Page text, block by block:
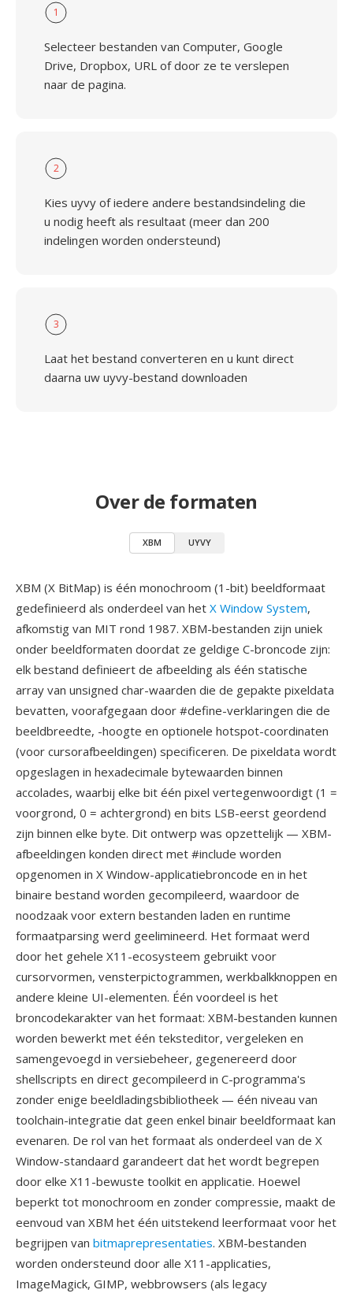
1
Selecteer bestanden van Computer, Google
Drive, Dropbox, URL of door ze te verslepen
naar de pagina.
2
Kies uyvy of iedere andere bestandsindeling die
u nodig heeft als resultaat (meer dan 200
indelingen worden ondersteund)
3
Laat het bestand converteren en u kunt direct
daarna uw uyvy-bestand downloaden
Over de formaten
XBM UYVY
XBM (X BitMap) is één monochroom (1-bit) beeldformaat
gedefinieerd als onderdeel van het X Window System,
afkomstig van MIT rond 1987. XBM-bestanden zijn uniek
onder beeldformaten doordat ze geldige C-broncode zijn:
elk bestand definieert de afbeelding als één statische
array van unsigned char-waarden die de gepakte pixeldata
bevatten, voorafgegaan door #define-verklaringen die de
beeldbreedte, -hoogte en optionele hotspot-coordinaten
(voor cursorafbeeldingen) specificeren. De pixeldata wordt
opgeslagen in hexadecimale bytewaarden binnen
accolades, waarbij elke bit één pixel vertegenwoordigt (1 =
voorgrond, 0 = achtergrond) en bits LSB-eerst geordend
zijn binnen elke byte. Dit ontwerp was opzettelijk — XBM-
afbeeldingen konden direct met #include worden
opgenomen in X Window-applicatiebroncode en in het
binaire bestand worden gecompileerd, waardoor de
noodzaak voor extern bestanden laden en runtime
formaatparsing werd geelimineerd. Het formaat werd
door het gehele X11-ecosysteem gebruikt voor
cursorvormen, vensterpictogrammen, werkbalkknoppen en
andere kleine UI-elementen. Één voordeel is het
broncodekarakter van het formaat: XBM-bestanden kunnen
worden bewerkt met één teksteditor, vergeleken en
samengevoegd in versiebeheer, gegenereerd door
shellscripts en direct gecompileerd in C-programma's
zonder enige beeldladingsbibliotheek — één niveau van
toolchain-integratie dat geen enkel binair beeldformaat kan
evenaren. De rol van het formaat als onderdeel van de X
Window-standaard garandeert dat het wordt begrepen
door elke X11-bewuste toolkit en applicatie. Hoewel
beperkt tot monochroom en zonder compressie, maakt de
eenvoud van XBM het één uitstekend leerformaat voor het
begrijpen van bitmaprepresentaties. XBM-bestanden
worden ondersteund door alle X11-applicaties,
ImageMagick, GIMP, webbrowsers (als legacy